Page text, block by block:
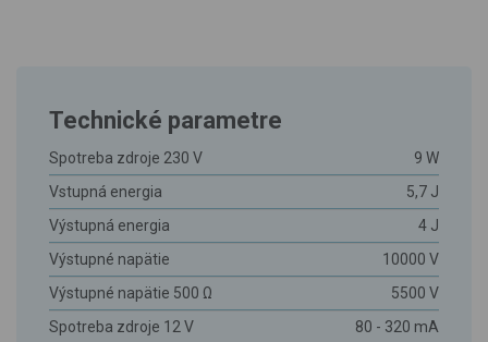
Technické parametre
Spotreba zdroje 230 V
9 W
Vstupná energia
5,7 J
Výstupná energia
4 J
Výstupné napätie
10000 V
Výstupné napätie 500 Ω
5500 V
Spotreba zdroje 12 V
80 - 320 mA